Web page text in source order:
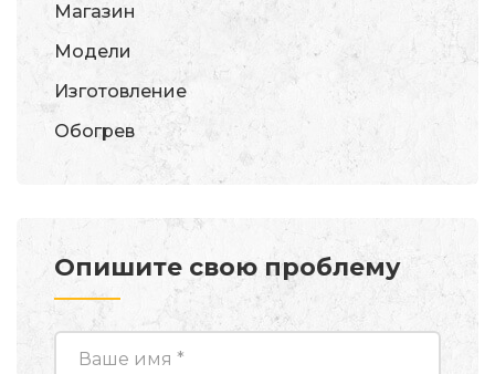
Магазин
Модели
Изготовление
Обогрев
Опишите свою проблему